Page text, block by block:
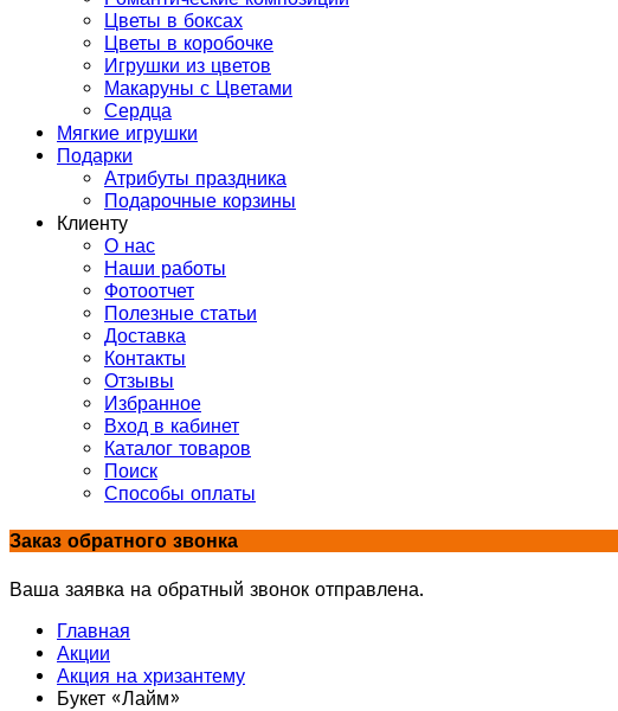
Цветы в боксах
Цветы в коробочке
Игрушки из цветов
Макаруны с Цветами
Сердца
Мягкие игрушки
Подарки
Атрибуты праздника
Подарочные корзины
Клиенту
О нас
Наши работы
Фотоотчет
Полезные статьи
Доставка
Контакты
Отзывы
Избранное
Вход в кабинет
Каталог товаров
Поиск
Способы оплаты
Заказ обратного звонка
Ваша заявка на обратный звонок отправлена.
Главная
Акции
Акция на хризантему
Букет «Лайм»